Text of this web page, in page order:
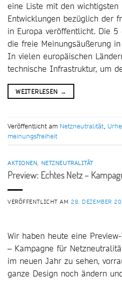
eine Liste mit den wichtigsten
Entwicklungen bezüglich der
in Europa veröffentlicht. Die
die freie Meinungsäußerung
In vielen europäischen
technische Infrastruktur, um
WEITERLESEN →
Veröffentlicht am Netzneutralität,
meinungsfreiheit
AKTIONEN, NETZNEUTRALITÄT
Preview: Echtes Netz –
VERÖFFENTLICHT AM 28. DEZEMBER
Wir haben heute eine
– Kampagne für
im neuen Jahr zu sehen,
ganze Design noch ändern